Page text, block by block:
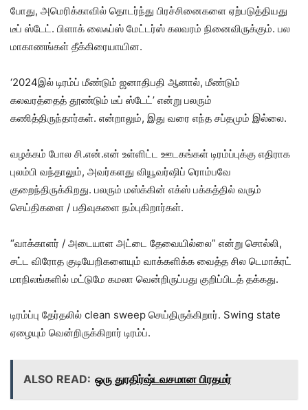
போது, அமெரிக்காவில் தொடர்ந்து பிரச்சினைகளை ஏற்படுத்தியது
டீப் ஸ்டேட். பிளாக் லைஃப்ஸ் மேட்டர்ஸ் கலவரம் நினைவிருக்கும். பல
மாகாணங்கள் தீக்கிரையாயின.
‘2024இல் டிரம்ப் மீண்டும் ஜனாதிபதி ஆனால், மீண்டும்
கலவரத்தைத் தூண்டும் டீப் ஸ்டேட்’ என்று பலரும்
கணித்திருந்தார்கள். என்றாலும், இது வரை எந்த சப்தமும் இல்லை.
வழக்கம் போல சி.என்.என் உள்ளிட்ட ஊடகங்கள் டிரம்ப்புக்கு எதிராக
புலம்பி வந்தாலும், அவர்களது வியூவர்ஷிப் ரொம்பவே
குறைந்திருக்கிறது. பலரும் மஸ்க்கின் எக்ஸ் பக்கத்தில் வரும்
செய்திகளை / பதிவுகளை நம்புகிறார்கள்.
“வாக்காளர் / அடையாள அட்டை தேவையில்லை” என்று சொல்லி,
சட்ட விரோத குடியேறிகளையும் வாக்களிக்க வைத்த சில டெமாக்ரட்
மாநிலங்களில் மட்டுமே கமலா வென்றிருப்பது குறிப்பிடத் தக்கது.
டிரம்ப்பு தேர்தலில் clean sweep செய்திருக்கிறார். Swing state
ஏழையும் வென்றிருக்கிறார் டிரம்ப்.
ALSO READ: ஒரு துரதிர்ஷ்டவசமான பிரதமர்